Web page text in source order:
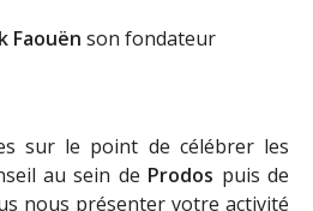
Faouën son fondateur
sur le point de célébrer les
au sein de Prodos puis de
nous présenter votre activité